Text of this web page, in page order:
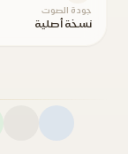
جودة الصوت
نسخة أصلية